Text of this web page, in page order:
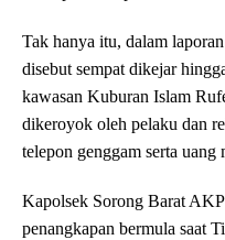
Tak hanya itu, dalam
disebut sempat dikejar
kawasan Kuburan Islam
dikeroyok oleh pelaku dan
telepon genggam serta uang
Kapolsek Sorong Barat
penangkapan bermula saat